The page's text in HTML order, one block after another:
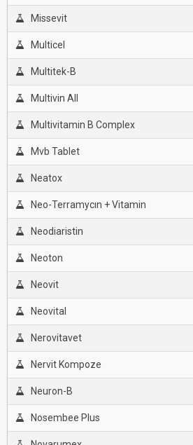
Missevit
Multicel
Multitek-B
Multivin All
Multivitamin B Complex
Mvb Tablet
Neatox
Neo-Terramycın + Vitamin
Neodiaristin
Neoton
Neovit
Neovital
Nerovitavet
Nervit Kompoze
Neuron-B
Nosembee Plus